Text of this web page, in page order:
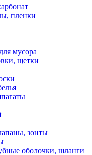
пленки
мусора
щетки
зонты
оболочки, шланги